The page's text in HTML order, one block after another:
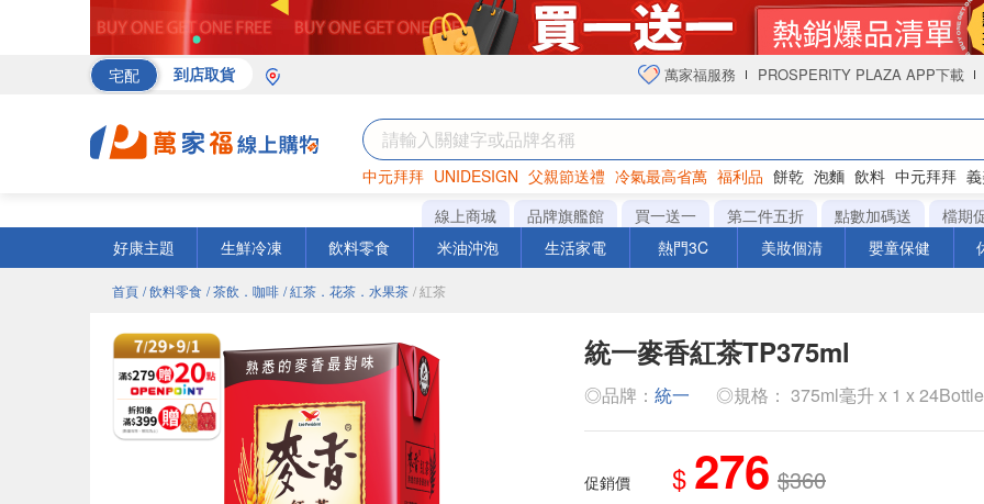
宅配 到店取貨 萬家福服務 PROSPERITY PLAZA APP下載
中元拜拜 UNIDESIGN 父親節送禮 冷氣最高省萬 福利品 餅乾 泡麵 飲料 中元拜拜
巧克力 罐頭 衛生紙
線上商城 品牌旗艦館 買一送一 第二件五折 點數加碼送
檔期
好康主題
生鮮冷凍 飲料零食 米油沖泡 生活家電 熱門3C 美妝個清 嬰童保健
首頁 / 飲料零食 / 茶飲．咖啡 / 紅茶．花茶．水果茶 / 紅茶
統一麥香紅茶TP375ml
◎品牌： 統一 ◎規格： 375ml毫升 x 1 x
促銷價 $ 276 $360